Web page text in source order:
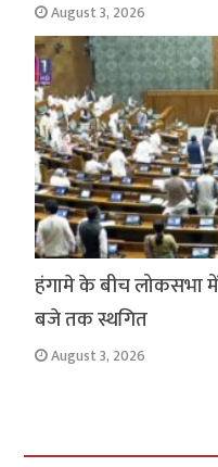
August 3, 2026
हंगामे के बीच लोकसभा में
बजे तक स्थगित
August 3, 2026